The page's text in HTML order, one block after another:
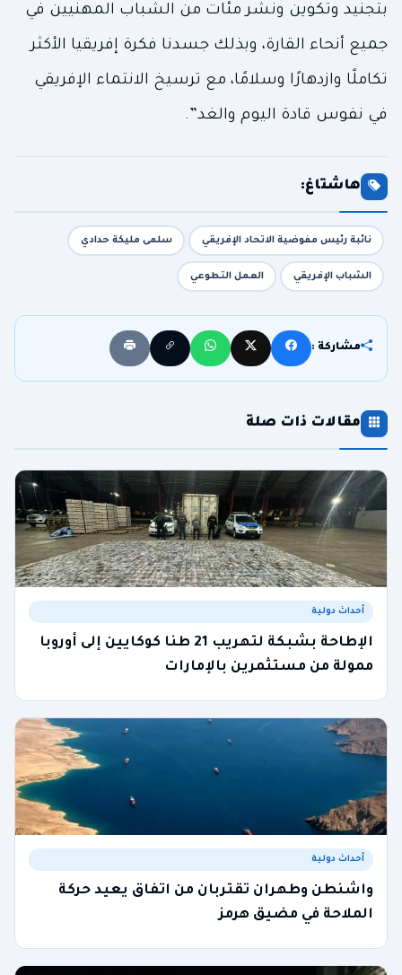
بتجنيد وتكوين ونشر مئات من الشباب المهنيين في
جميع أنحاء القارة، وبذلك جسدنا فكرة إفريقيا الأكثر
تكاملًا وازدهارًا وسلامًا، مع ترسيخ الانتماء الإفريقي
في نفوس قادة اليوم والغد”.
هاشتاغ:
نائبة رئيس مفوضية الاتحاد الإفريقي سلمى مليكة حدادي
الشباب الإفريقي العمل التطوعي
مشاركة :
مقالات ذات صلة
أحداث دولية
الإطاحة بشبكة لتهريب 21 طنا كوكايين إلى أوروبا
ممولة من مستثمرين بالإمارات
أحداث دولية
واشنطن وطهران تقتربان من اتفاق يعيد حركة
الملاحة في مضيق هرمز